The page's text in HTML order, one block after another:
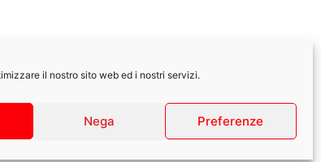
il nostro sito web ed i nostri servizi.
Nega Preferenze
Policy